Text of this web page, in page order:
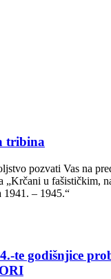
tribina
pozvati Vas na
„Krčani u fašističkim,
1941. – 1945.“
te godišnjice